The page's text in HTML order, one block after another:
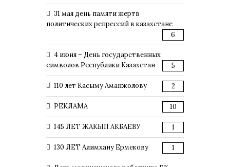
31 мая день памяти жертв
политических репрессий в казахстане
6
4 июня – День государственных
символов Республики Казахстан
5
110 лет Касыму Аманжолову 2
РЕКЛАМА 10
145 ЛЕТ ЖАКЫП АКБАЕВУ 1
130 ЛЕТ Алимхану Ермекову 1